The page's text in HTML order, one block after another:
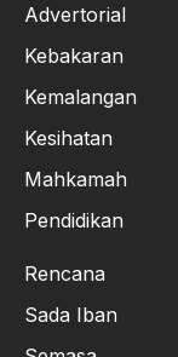
Advertorial
Kebakaran
Kemalangan
Kesihatan
Mahkamah
Pendidikan
Rencana
Sada Iban